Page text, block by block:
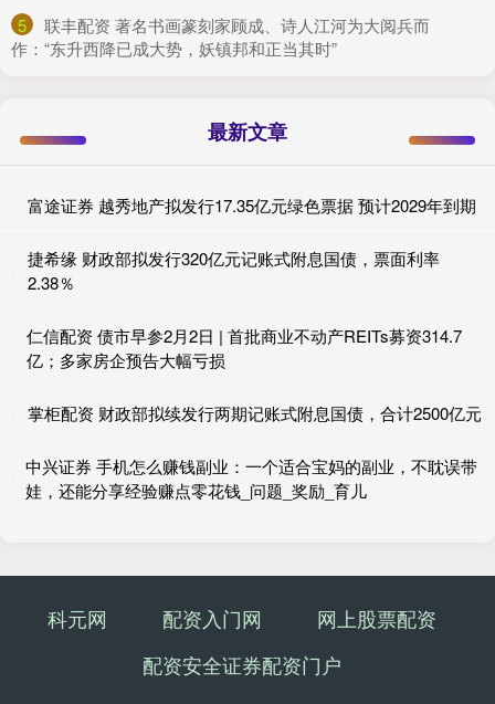
5
​联丰配资 著名书画篆刻家顾成、诗人江河为大阅兵而
作：“东升西降已成大势，妖镇邦和正当其时”
最新文章
富途证券 越秀地产拟发行17.35亿元绿色票据 预计2029年到期
捷希缘 财政部拟发行320亿元记账式附息国债，票面利率
2.38％
仁信配资 债市早参2月2日 | 首批商业不动产REITs募资314.7
亿；多家房企预告大幅亏损
掌柜配资 财政部拟续发行两期记账式附息国债，合计2500亿元
中兴证券 手机怎么赚钱副业：一个适合宝妈的副业，不耽误带
娃，还能分享经验赚点零花钱_问题_奖励_育儿
科元网 配资入门网
网上股票配资
配资安全证券配资门户